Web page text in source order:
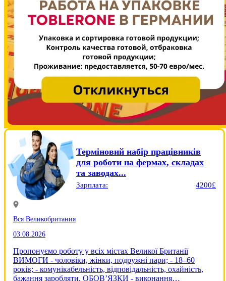
Терміновий набір працівників
для роботи на фермах, складах
та заводах...
Зарплата: 4200£
Вся Великобритания
03.08.2026
Пропонуємо роботу у всіх містах Великої Британії
ВИМОГИ - чоловіки, жінки, подружні пари; - 18–60
років; - комунікабельність, відповідальність, охайність,
бажання заробляти. ОБОВ’ЯЗКИ - виконання